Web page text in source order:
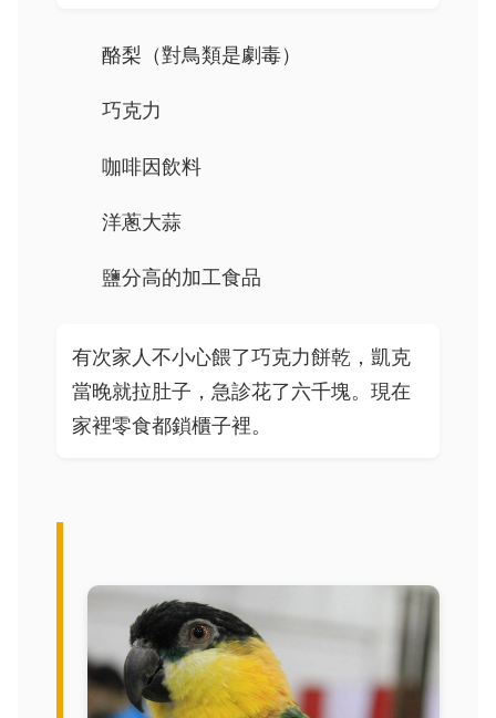
酪梨（對鳥類是劇毒）
巧克力
咖啡因飲料
洋蔥大蒜
鹽分高的加工食品
有次家人不小心餵了巧克力餅乾，凱克
當晚就拉肚子，急診花了六千塊。現在
家裡零食都鎖櫃子裡。